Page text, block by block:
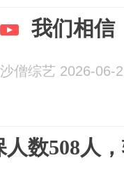
我们相信
沙僧综艺 2026-06-
数508人